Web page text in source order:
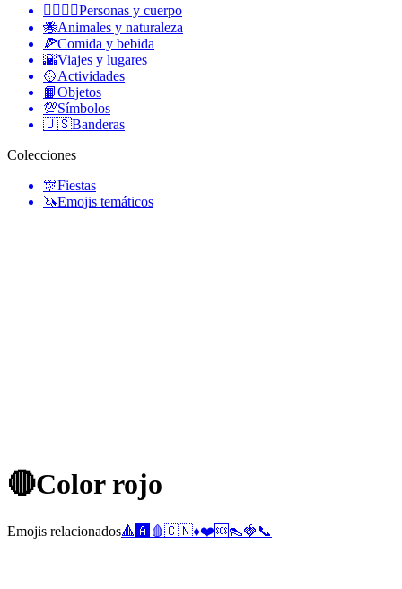
👩‍❤️‍💋‍👨Personas y cuerpo
🐝Animales y naturaleza
🍕Comida y bebida
🌇Viajes y lugares
🥎Actividades
📙Objetos
💯Símbolos
🇺🇸Banderas
Colecciones
🎊Fiestas
🦄Emojis temáticos
🔴Color rojo
Emojis relacionados🔺 🅰️ 🩸🇨🇳♦️❤️🆘👠🍓 📞